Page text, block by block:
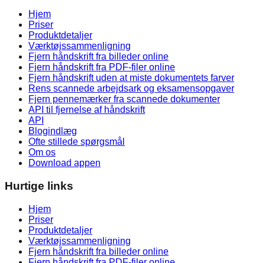
Hjem
Priser
Produktdetaljer
Værktøjssammenligning
Fjern håndskrift fra billeder online
Fjern håndskrift fra PDF-filer online
Fjern håndskrift uden at miste dokumentets farver
Rens scannede arbejdsark og eksamensopgaver
Fjern pennemærker fra scannede dokumenter
API til fjernelse af håndskrift
API
Blogindlæg
Ofte stillede spørgsmål
Om os
Download appen
Hurtige links
Hjem
Priser
Produktdetaljer
Værktøjssammenligning
Fjern håndskrift fra billeder online